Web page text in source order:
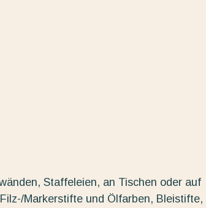
Staffeleien, an Tischen oder auf
Markerstifte und Ölfarben, Bleistifte,